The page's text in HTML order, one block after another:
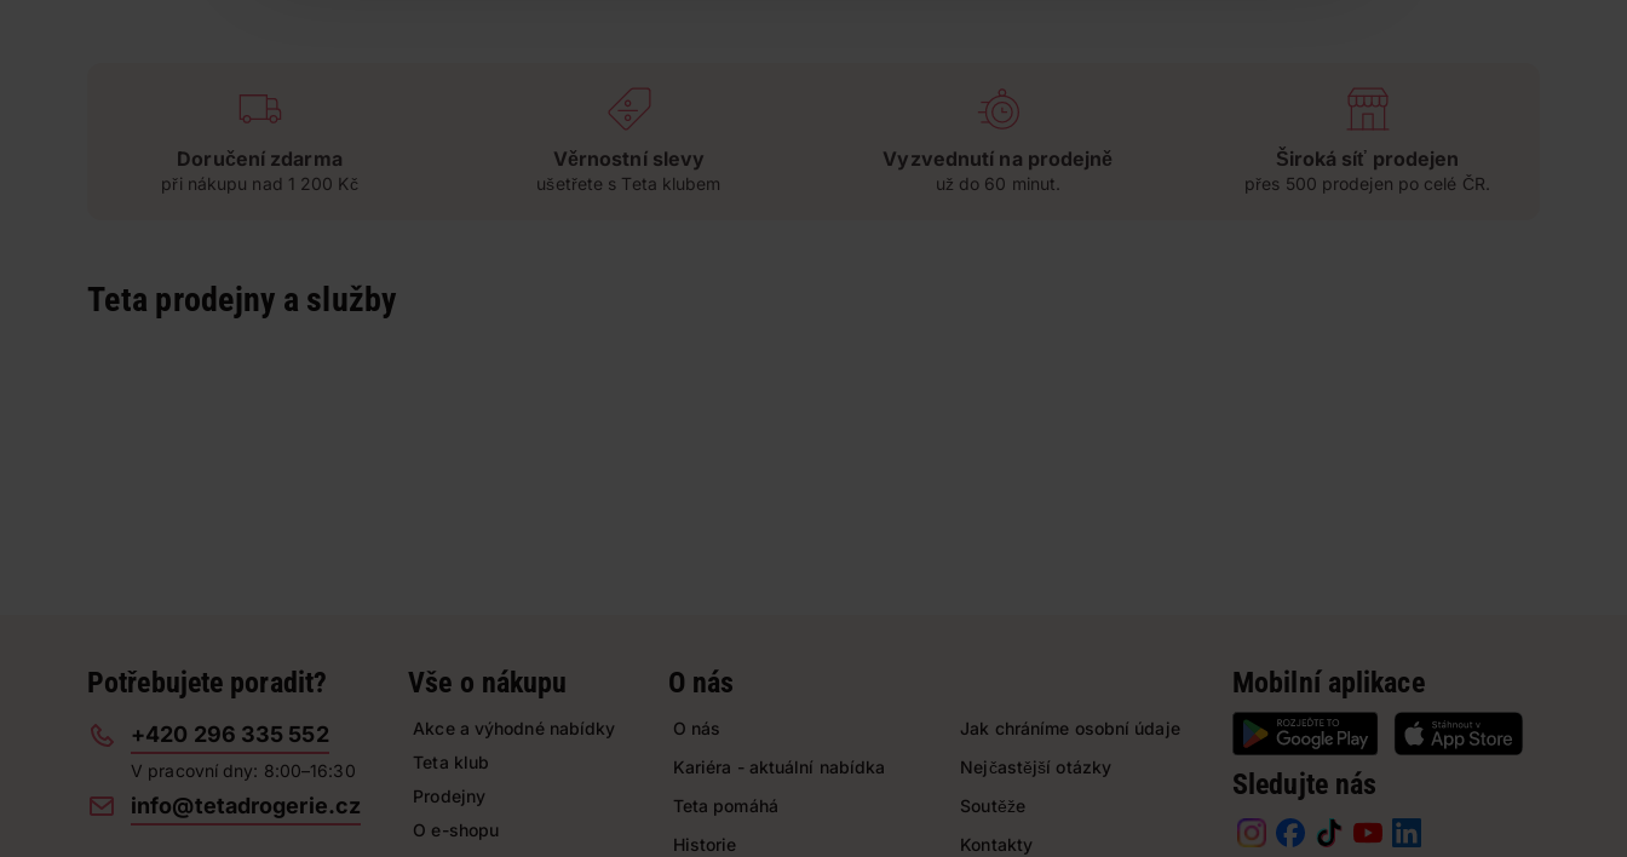
Doručení zdarma
při nákupu nad 1 200 Kč
Věrnostní slevy
ušetřete s Teta klubem
Vyzvednutí na prodejně
už do 60 minut.
Široká síť prodejen
přes 500 prodejen po celé ČR.
Teta prodejny a služby
Potřebujete poradit?
+420 296 335 552
V pracovní dny: 8:00–16:30
info@tetadrogerie.cz
Vše o nákupu
Akce a výhodné nabídky
Teta klub
Prodejny
O e-shopu
O nás
O nás
Kariéra - aktuální nabídka
Teta pomáhá
Historie
Jak chráníme osobní údaje
Nejčastější otázky
Soutěže
Kontakty
Mobilní aplikace
Sledujte nás